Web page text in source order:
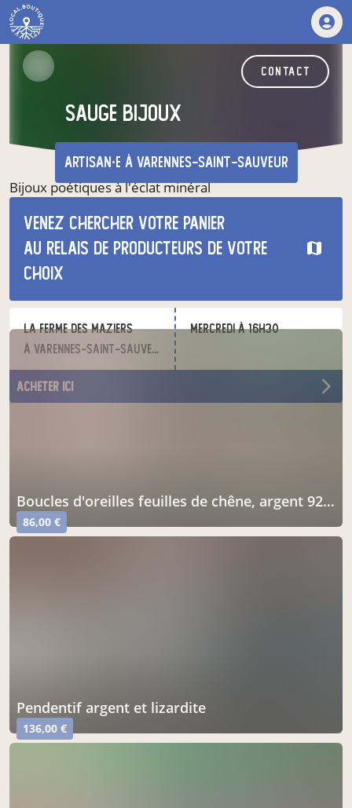
contact
Sauge bijoux
artisan·e à Varennes-Saint-Sauveur
Venez chercher votre panier
au relais de producteurs de votre
choix
La Ferme des Maziers
à Varennes-Saint-Sauveur
mercredi à 16h30
acheter ici
Bijoux poétiques à l'éclat minéral
Bijoux ornés de pierres naturelles, entièrement
fabriqués à la main en France en argent 925, laiton et
cuivre patiné.
boucles d'oreilles feuilles de chêne, argent 925 et cuivre patiné, créoles
86,00 €
pendentif argent et lizardite
136,00 €